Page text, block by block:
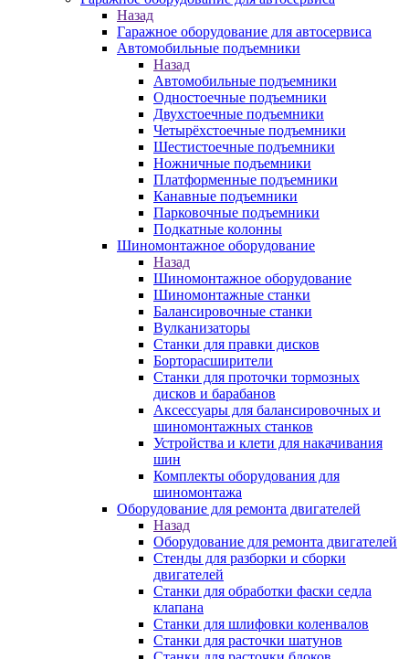
Назад
Гаражное оборудование для автосервиса
Автомобильные подъемники
Назад
Автомобильные подъемники
Одностоечные подъемники
Двухстоечные подъемники
Четырёхстоечные подъемники
Шестистоечные подъемники
Ножничные подъемники
Платформенные подъемники
Канавные подъемники
Парковочные подъемники
Подкатные колонны
Шиномонтажное оборудование
Назад
Шиномонтажное оборудование
Шиномонтажные станки
Балансировочные станки
Вулканизаторы
Станки для правки дисков
Борторасширители
Станки для проточки тормозных
дисков и барабанов
Аксессуары для балансировочных и
шиномонтажных станков
Устройства и клети для накачивания
шин
Комплекты оборудования для
шиномонтажа
Оборудование для ремонта двигателей
Назад
Оборудование для ремонта двигателей
Стенды для разборки и сборки
двигателей
Станки для обработки фаски седла
клапана
Станки для шлифовки коленвалов
Станки для расточки шатунов